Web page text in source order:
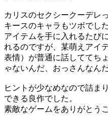
カリスのセクシークーデレ
キースのキャラもツボでした
アイテムを手に入れるたび
れるのですが、某萌えアイ
表情）が普通に話しててち
ゃないんだ、おっさんなん
ヒントが少なめなので詰ま
できる良作でした。
素敵なゲームをありがとう